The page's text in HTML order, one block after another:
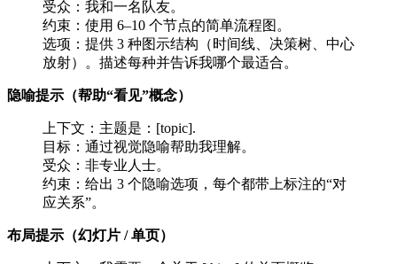
受众：我和一名队友。
约束：使用 6–10 个节点的简单流程图。
选项：提供 3 种图示结构（时间线、决策树、中心
放射）。描述每种并告诉我哪个最适合。
隐喻提示（帮助“看见”概念）
上下文：主题是：[topic].
目标：通过视觉隐喻帮助我理解。
受众：非专业人士。
约束：给出 3 个隐喻选项，每个都带上标注的“对
应关系”。
布局提示（幻灯片 / 单页）